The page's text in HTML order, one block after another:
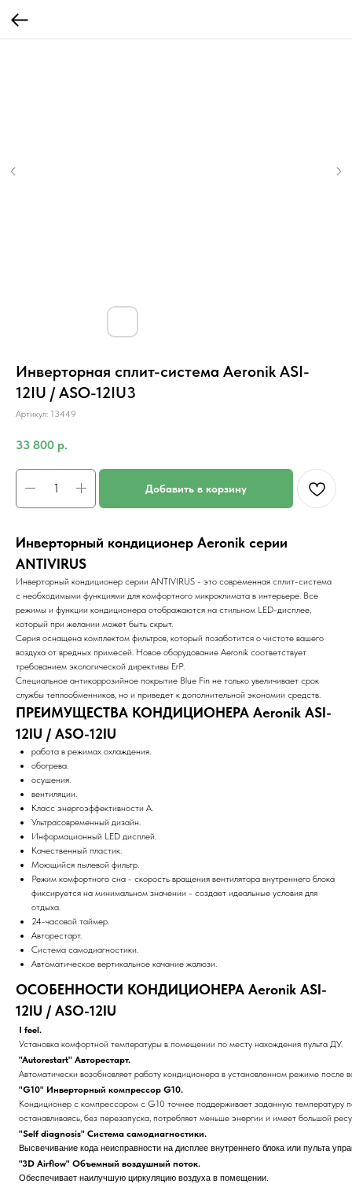
Инверторная сплит-система Aeronik ASI-
12IU / ASO-12IU3
Артикул: 13449
33 800 р.
Добавить в корзину
Инверторный кондиционер Aeronik серии
ANTIVIRUS
Инверторный кондиционер серии ANTIVIRUS - это современная сплит-система
с необходимыми функциями для комфортного микроклимата в интерьере. Все
режимы и функции кондиционера отображаются на стильном LED-дисплее,
который при желании может быть скрыт.
Серия оснащена комплектом фильтров, который позаботится о чистоте вашего
воздуха от вредных примесей. Новое оборудование Aeronik соответствует
требованием экологической директивы ErP.
Специальное антикоррозийное покрытие Blue Fin не только увеличивает срок
службы теплообменников, но и приведет к дополнительной экономии средств.
ПРЕИМУЩЕСТВА КОНДИЦИОНЕРА Aeronik ASI-
12IU / ASO-12IU
работа в режимах охлаждения.
обогрева.
осушения.
вентиляции.
Класс энергоэффективности А.
Ультрасовременный дизайн.
Информационный LED дисплей.
Качественный пластик.
Моющийся пылевой фильтр.
Режим комфортного сна - скорость вращения вентилятора внутреннего блока
фиксируется на минимальном значении - создает идеальные условия для
отдыха.
24-часовой таймер.
Авторестарт.
Система самодиагностики.
Автоматическое вертикальное качание жалюзи.
ОСОБЕННОСТИ КОНДИЦИОНЕРА Aeronik ASI-
12IU / ASO-12IU
I feel.
Установка комфортной температуры в помещении по месту нахождения пульта ДУ.
"Autorestart" Авторестарт.
Автоматически возобновляет работу кондиционера в установленном режиме после
"G10" Инверторный компрессор G10.
Кондиционер с компрессором с G10 точнее поддерживает заданную
останавливаясь, без перезапуска, потребляет меньше энергии и имеет большой
"Self diagnosis" Система самодиагностики.
Высвечивание кода неисправности на дисплее внутреннего блока или пульта
"3D Airflow" Объемный воздушный поток.
Обеспечивает наилучшую циркуляцию воздуха в помещении.